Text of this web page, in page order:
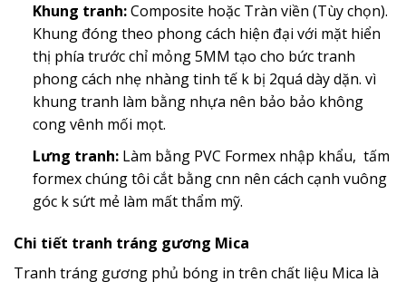
Khung tranh:Composite hoặc Tràn viền (Tùy chọn).
Khung đóng theo phong cách hiện đại với mặt hiển
thị phía trước chỉ mỏng 5MM tạo cho bức tranh
phong cách nhẹ nhàng tinh tế k bị 2quá dày dặn. vì
khung tranh làm bằng nhựa nên bảo bảo không
cong vênh mối mọt.
Lưng tranh:Làm bằng PVC Formex nhập khẩu, tấm
formex chúng tôi cắt bằng cnn nên cách cạnh vuông
góc k sứt mẻ làm mất thẩm mỹ.
Chi tiết tranh tráng gương Mica
Tranh tráng gương phủ bóng in trên chất liệu Mica là